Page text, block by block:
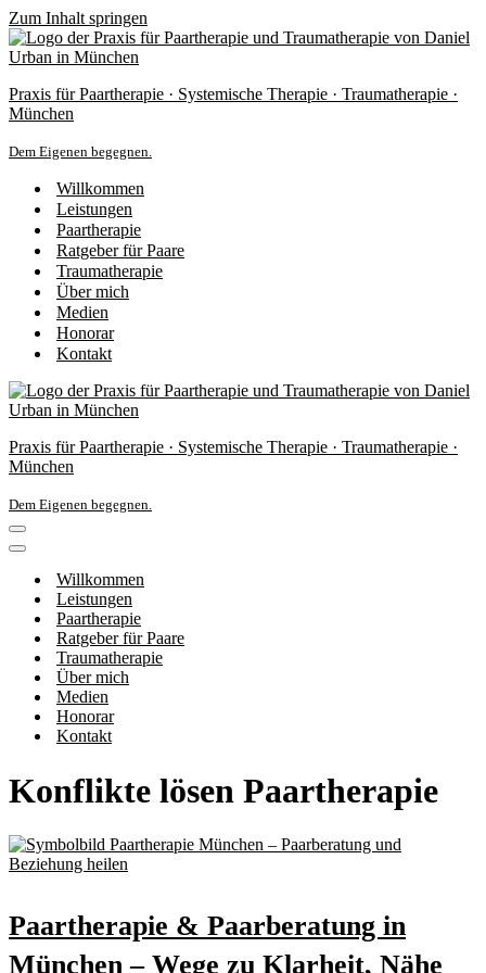
Zum Inhalt springen
Praxis für Paartherapie · Systemische Therapie · Traumatherapie ·
München
Dem Eigenen begegnen.
Willkommen
Leistungen
Paartherapie
Ratgeber für Paare
Traumatherapie
Über mich
Medien
Honorar
Kontakt
Praxis für Paartherapie · Systemische Therapie · Traumatherapie ·
München
Dem Eigenen begegnen.
Navigations-
Menü
Navigations-
Willkommen
Leistungen
Paartherapie
Ratgeber für Paare
Traumatherapie
Über mich
Medien
Honorar
Kontakt
Konflikte lösen Paartherapie
Paartherapie & Paarberatung in
München – Wege zu Klarheit, Nähe